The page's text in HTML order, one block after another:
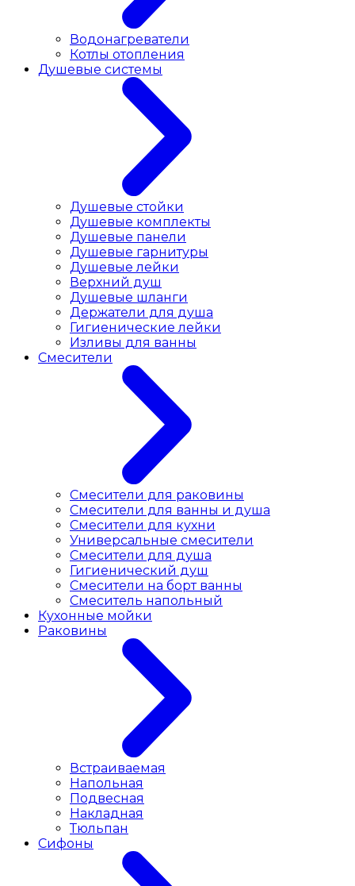
Водонагреватели
Котлы отопления
Душевые системы
Душевые стойки
Душевые комплекты
Душевые панели
Душевые гарнитуры
Душевые лейки
Верхний душ
Душевые шланги
Держатели для душа
Гигиенические лейки
Изливы для ванны
Смесители
Смесители для раковины
Cмесители для ванны и душа
Смесители для кухни
Универсальные смесители
Смесители для душа
Гигиенический душ
Смесители на борт ванны
Смеситель напольный
Кухонные мойки
Раковины
Встраиваемая
Напольная
Подвесная
Накладная
Тюльпан
Сифоны